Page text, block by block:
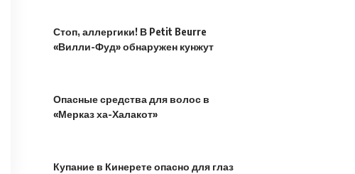
Стоп, аллергики! В Petit Beurre
«Вилли-Фуд» обнаружен кунжут
Опасные средства для волос в
«Мерказ ха-Халакот»
Купание в Кинерете опасно для глаз